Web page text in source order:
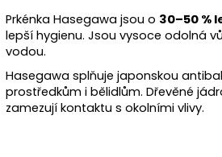
Prkénka Hasegawa jsou o 30–50 %
lepší hygienu. Jsou vysoce odolná
vodou.
Hasegawa splňuje japonskou
prostředkům i bělidlům. Dřevěné
zamezují kontaktu s okolními vlivy.